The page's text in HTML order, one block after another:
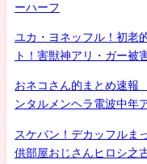
ーハーフ
ユカ・ヨネッフル！初老
ト！害獣神アリ・ガー被
おネコさん的まとめ速報
ンタルメンヘラ電波中年
スケバン！デカッフルま
供部屋おじさんヒロシ之